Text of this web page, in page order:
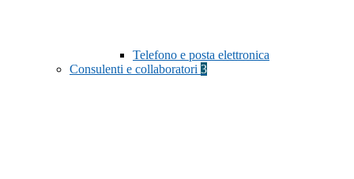
Telefono e posta elettronica
Consulenti e collaboratori 3